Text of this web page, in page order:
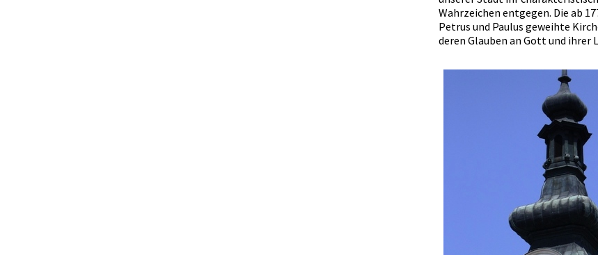
Wahrzeichen entgegen. Die ab
Petrus und Paulus geweihte
deren Glauben an Gott und ihrer